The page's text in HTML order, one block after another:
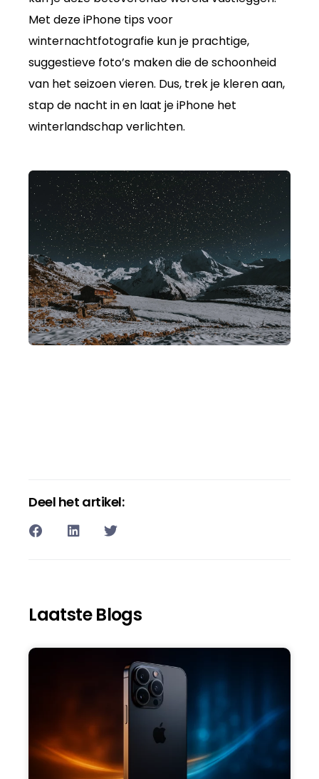
Met deze iPhone tips voor
winternachtfotografie kun je prachtige,
suggestieve foto’s maken die de schoonheid
van het seizoen vieren. Dus, trek je kleren aan,
stap de nacht in en laat je iPhone het
winterlandschap verlichten.
Deel het artikel:
Laatste Blogs